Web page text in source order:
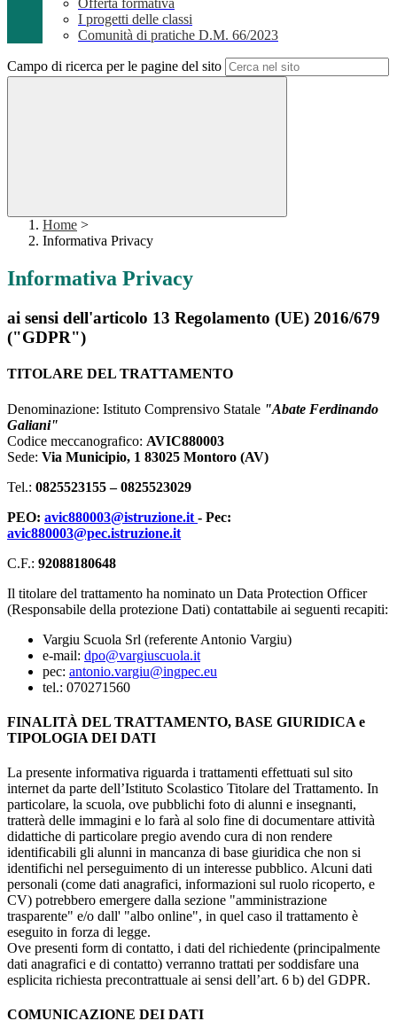
Offerta formativa
I progetti delle classi
Comunità di pratiche D.M. 66/2023
Campo di ricerca per le pagine del sito
Home >
Informativa Privacy
Informativa Privacy
ai sensi dell'articolo 13 Regolamento (UE) 2016/679
("GDPR")
TITOLARE DEL TRATTAMENTO
Denominazione: Istituto Comprensivo Statale "Abate Ferdinando
Galiani"
Codice meccanografico: AVIC880003
Sede: Via Municipio, 1 83025 Montoro (AV)
Tel.: 0825523155 – 0825523029
PEO: avic880003@istruzione.it - Pec:
avic880003@pec.istruzione.it
C.F.: 92088180648
Il titolare del trattamento ha nominato un Data Protection Officer
(Responsabile della protezione Dati) contattabile ai seguenti recapiti:
Vargiu Scuola Srl (referente Antonio Vargiu)
e-mail: dpo@vargiuscuola.it
pec: antonio.vargiu@ingpec.eu
tel.: 070271560
FINALITÀ DEL TRATTAMENTO, BASE GIURIDICA e
TIPOLOGIA DEI DATI
La presente informativa riguarda i trattamenti effettuati sul sito
internet da parte dell’Istituto Scolastico Titolare del Trattamento. In
particolare, la scuola, ove pubblichi foto di alunni e insegnanti,
tratterà delle immagini e lo farà al solo fine di documentare attività
didattiche di particolare pregio avendo cura di non rendere
identificabili gli alunni in mancanza di base giuridica che non si
identifichi nel perseguimento di un interesse pubblico. Alcuni dati
personali (come dati anagrafici, informazioni sul ruolo ricoperto, e
CV) potrebbero emergere dalla sezione "amministrazione
trasparente" e/o dall' "albo online", in quel caso il trattamento è
eseguito in forza di legge.
Ove presenti form di contatto, i dati del richiedente (principalmente
dati anagrafici e di contatto) verranno trattati per soddisfare una
esplicita richiesta precontrattuale ai sensi dell’art. 6 b) del GDPR.
COMUNICAZIONE DEI DATI